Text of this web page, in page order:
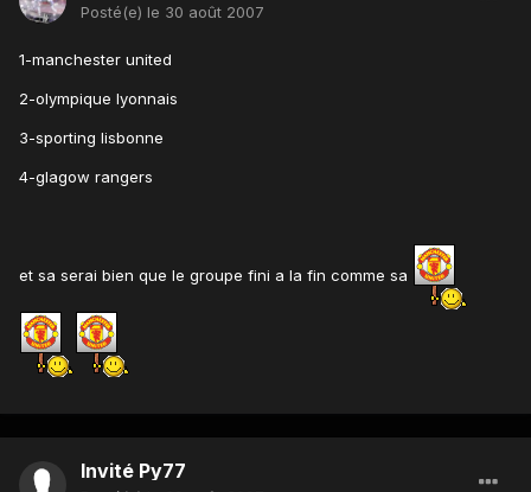
Posté(e) le 30 août 2007
1-manchester united
2-olympique lyonnais
3-sporting lisbonne
4-glagow rangers
et sa serai bien que le groupe fini a la fin comme sa
Invité Py77